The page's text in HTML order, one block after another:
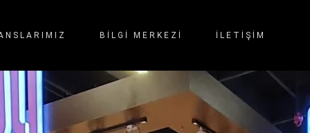
BİLGİ MERKEZİ İLETIŞIM